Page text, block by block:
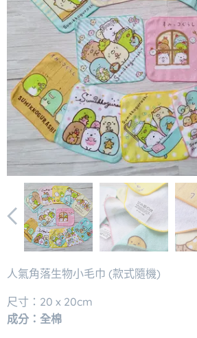
人氣角落生物小毛巾 (款式隨機)
尺寸：20 x 20cm
成分：全棉